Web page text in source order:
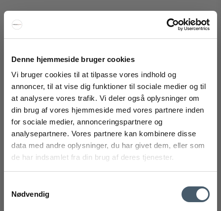
Denne hjemmeside bruger cookies
Vi bruger cookies til at tilpasse vores indhold og
annoncer, til at vise dig funktioner til sociale medier og til
at analysere vores trafik. Vi deler også oplysninger om
din brug af vores hjemmeside med vores partnere inden
for sociale medier, annonceringspartnere og
analysepartnere. Vores partnere kan kombinere disse
data med andre oplysninger, du har givet dem, eller som
de har indsamlet fra din brug af deres tjenester.
Nødvendig
HAY Dot Cushion Mode
HAY
299-AB367-A917-AA04-02AUM
1.099 NOK
Pris fra672 NOK
Vis produkt
FÅ 20% RABATT
Få 20 % rabatt ved å melde deg på vårt nyhetsbrev.
*Rabatten din kan ikke brukes på allerede nedsatte varer
eller produkter fra Rocket.